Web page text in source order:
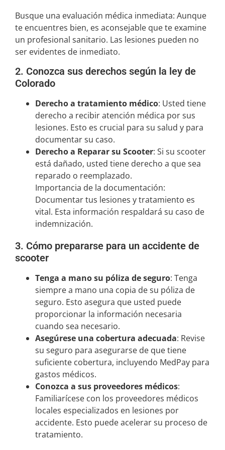
Busque una evaluación médica inmediata: Aunque
te encuentres bien, es aconsejable que te examine
un profesional sanitario. Las lesiones pueden no
ser evidentes de inmediato.
2. Conozca sus derechos según la ley de
Colorado
Derecho a tratamiento médico: Usted tiene
derecho a recibir atención médica por sus
lesiones. Esto es crucial para su salud y para
documentar su caso.
Derecho a Reparar su Scooter: Si su scooter
está dañado, usted tiene derecho a que sea
reparado o reemplazado.
Importancia de la documentación:
Documentar tus lesiones y tratamiento es
vital. Esta información respaldará su caso de
indemnización.
3. Cómo prepararse para un accidente de
scooter
Tenga a mano su póliza de seguro: Tenga
siempre a mano una copia de su póliza de
seguro. Esto asegura que usted puede
proporcionar la información necesaria
cuando sea necesario.
Asegúrese una cobertura adecuada: Revise
su seguro para asegurarse de que tiene
suficiente cobertura, incluyendo MedPay para
gastos médicos.
Conozca a sus proveedores médicos:
Familiarícese con los proveedores médicos
locales especializados en lesiones por
accidente. Esto puede acelerar su proceso de
tratamiento.